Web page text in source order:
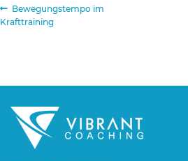
Beitragsnavigation
Vorheriger
Beitrag:
Bewegungstempo im
Krafttraining